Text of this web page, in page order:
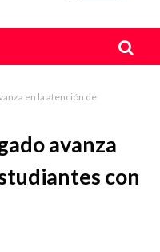
en la atención de
avanza
con